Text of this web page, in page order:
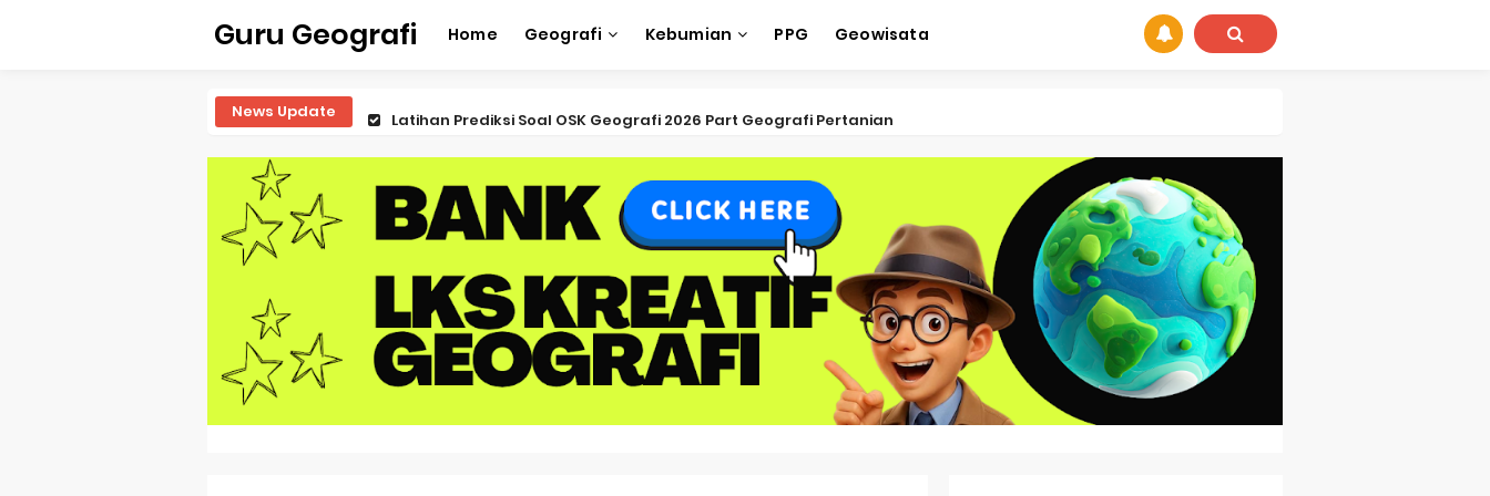
Guru Geografi Home Geografi Kebumian PPG Geowisata
News Update Latihan Prediksi Soal OSK Geografi 2026 Part Geografi Pertanian
Latihan Prediksi Soal OSK Geografi 2026 Part Geografi Budaya
Latihan Prediksi Soal OSK Geografi 2026 Part Dinamika Kota
Pembahasan Soal OSN-K Geografi 2025 No 51-55
Pembahasan Soal OSN-K Geografi 2025 No 46-50
Pembahasan Soal OSN-K Geografi 2025 No 41-45
Pembahasan Soal OSN-K Geografi 2025 No 36-40